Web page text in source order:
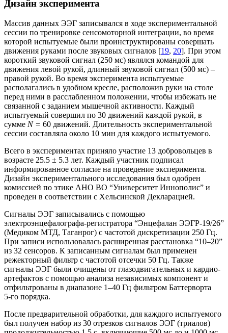
Дизайн эксперимента
Массив данных ЭЭГ записывался в ходе экспериментальной
сессии по тренировке сенсомоторной интеграции, во время
которой испытуемые были проинструктированы совершать
движения руками после звуковых сигналов [19, 20]. При этом
короткий звуковой сигнал (250 мс) являлся командой для
движения левой рукой, длинный звуковой сигнал (500 мс) –
правой рукой. Во время эксперимента испытуемые
располагались в удобном кресле, расположив руки на столе
перед ними в расслабленном положении, чтобы избежать не
связанной с заданием мышечной активности. Каждый
испытуемый совершил по 30 движений каждой рукой, в
сумме N = 60 движений. Длительность экспериментальной
сессии составляла около 10 мин для каждого испытуемого.
Всего в экспериментах приняло участие 13 добровольцев в
возрасте 25.5 ± 5.3 лет. Каждый участник подписал
информированное согласие на проведение эксперимента.
Дизайн экспериментального исследования был одобрен
комиссией по этике АНО ВО “Университет Иннополис” и
проведен в соответствии с Хельсинской Декларацией.
Сигналы ЭЭГ записывались с помощью
электроэнцефалографа-регистратора “Энцефалан ЭЭГР-19/26”
(Медиком МТД, Таганрог) с частотой дискретизации 250 Гц.
При записи использовалась расширенная расстановка “10–20”
из 32 сенсоров. К записанным сигналам был применен
режекторный фильтр с частотой отсечки 50 Гц. Также
сигналы ЭЭГ были очищены от глазодвигательных и кардио-
артефактов с помощью анализа независимых компонент и
отфильтрованы в диапазоне 1–40 Гц фильтром Баттерворта
5‑го порядка.
После предварительной обработки, для каждого испытуемого
был получен набор из 30 отрезков сигналов ЭЭГ (триалов)